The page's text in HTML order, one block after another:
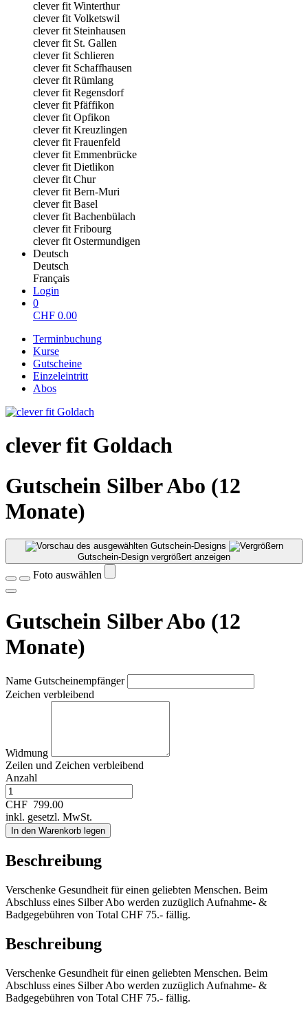
clever fit Winterthur
clever fit Volketswil
clever fit Steinhausen
clever fit St. Gallen
clever fit Schlieren
clever fit Schaffhausen
clever fit Rümlang
clever fit Regensdorf
clever fit Pfäffikon
clever fit Opfikon
clever fit Kreuzlingen
clever fit Frauenfeld
clever fit Emmenbrücke
clever fit Dietlikon
clever fit Chur
clever fit Bern-Muri
clever fit Basel
clever fit Bachenbülach
clever fit Fribourg
clever fit Ostermundigen
Deutsch
Deutsch
Français
Login
0
CHF 0.00
Terminbuchung
Kurse
Gutscheine
Einzeleintritt
Abos
clever fit Goldach
Gutschein Silber Abo (12
Monate)
Gutschein-Design vergrößert anzeigen
Foto auswählen
Gutschein Silber Abo (12
Monate)
Name Gutscheinempfänger
Zeichen verbleibend
Widmung
Zeilen und Zeichen verbleibend
Anzahl
CHF 799.00
inkl. gesetzl. MwSt.
In den Warenkorb legen
Beschreibung
Verschenke Gesundheit für einen geliebten Menschen. Beim
Abschluss eines Silber Abo werden zuzüglich Aufnahme- &
Badgegebühren von Total CHF 75.- fällig.
Beschreibung
Verschenke Gesundheit für einen geliebten Menschen. Beim
Abschluss eines Silber Abo werden zuzüglich Aufnahme- &
Badgegebühren von Total CHF 75.- fällig.